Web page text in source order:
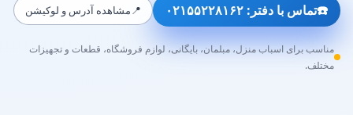
☎️تماس با دفتر: ۰۲۱۵۵۲۲۸۱۶۲ 📍مشاهده آدرس و لوکیشن
مناسب برای اسباب منزل، مبلمان، بایگانی، لوازم فروشگاه، قطعات و تجهیزات
مختلف.